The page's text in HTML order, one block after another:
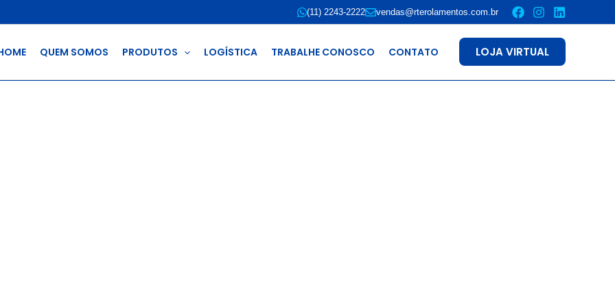
(11) 2243-2222 vendas@rterolamentos.com.br
QUEM SOMOS PRODUTOS LOGÍSTICA TRABALHE CONOSCO CONTATO LOJA VIRTUAL